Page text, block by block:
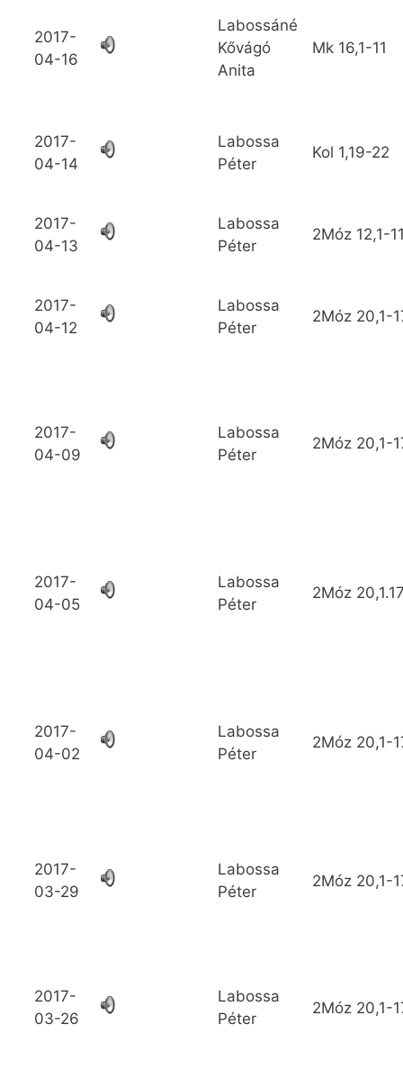
2017-
04-16
Labossáné
Kővágó
Anita
Mk 16,1-11
2017-
04-14
Labossa
Péter
Kol 1,19-22
2017-
04-13
Labossa
Péter
2Móz 12,1-
2017-
04-12
Labossa
Péter
2Móz 20,1-
2017-
04-09
Labossa
Péter
2Móz 20,1-
2017-
04-05
Labossa
Péter
2Móz
2017-
04-02
Labossa
Péter
2Móz 20,1-
2017-
03-29
Labossa
Péter
2Móz 20,1-
2017-
03-26
Labossa
Péter
2Móz 20,1-